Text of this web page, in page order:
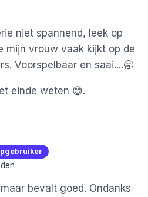
niet spannend, leek op
mijn vrouw vaak kijkt op de
Voorspelbaar en saai....🥱
einde weten 😅.
bevalt goed. Ondanks